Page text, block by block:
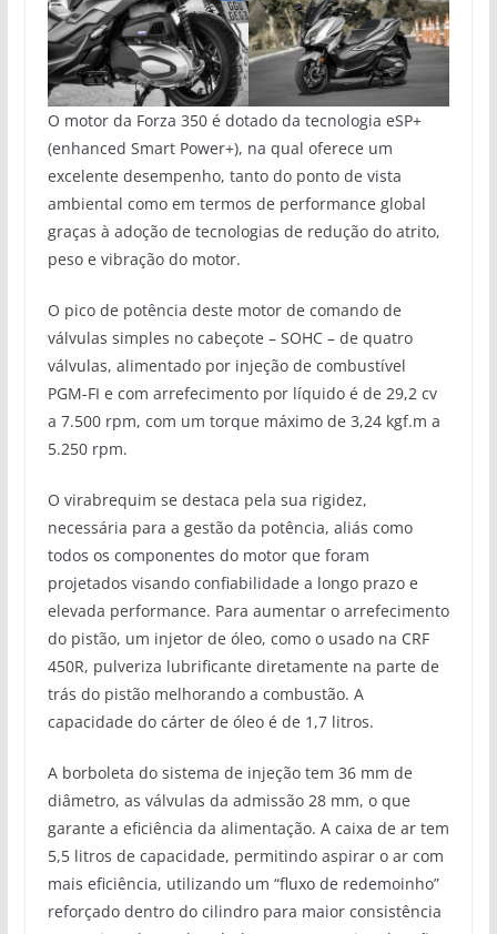
O motor da Forza 350 é dotado da tecnologia eSP+
(enhanced Smart Power+), na qual oferece um
excelente desempenho, tanto do ponto de vista
ambiental como em termos de performance global
graças à adoção de tecnologias de redução do atrito,
peso e vibração do motor.
O pico de potência deste motor de comando de
válvulas simples no cabeçote – SOHC – de quatro
válvulas, alimentado por injeção de combustível
PGM-FI e com arrefecimento por líquido é de 29,2 cv
a 7.500 rpm, com um torque máximo de 3,24 kgf.m a
5.250 rpm.
O virabrequim se destaca pela sua rigidez,
necessária para a gestão da potência, aliás como
todos os componentes do motor que foram
projetados visando confiabilidade a longo prazo e
elevada performance. Para aumentar o arrefecimento
do pistão, um injetor de óleo, como o usado na CRF
450R, pulveriza lubrificante diretamente na parte de
trás do pistão melhorando a combustão. A
capacidade do cárter de óleo é de 1,7 litros.
A borboleta do sistema de injeção tem 36 mm de
diâmetro, as válvulas da admissão 28 mm, o que
garante a eficiência da alimentação. A caixa de ar tem
5,5 litros de capacidade, permitindo aspirar o ar com
mais eficiência, utilizando um “fluxo de redemoinho”
reforçado dentro do cilindro para maior consistência